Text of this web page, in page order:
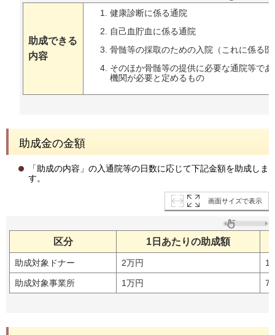
助成できる
内容
健康診断に係る通院
自己血貯血に係る通院
骨髄等の採取のための入院（これに係る
そのほか骨髄等の提供に必要な通院等で
機関が必要と定めるもの
助成金の金額
「助成の内容」の入通院等の日数に応じて下記金額を助成しま
す。
画面サイズで表示
区分 1日あたりの助成額
助成対象ドナー 2万円
助成対象事業所 1万円 7